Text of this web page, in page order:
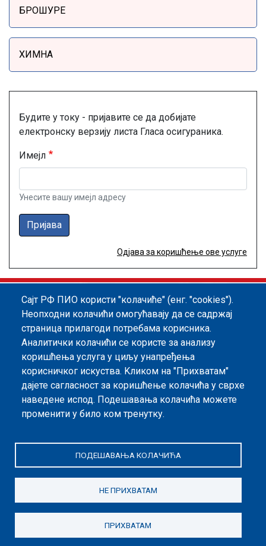
БРОШУРЕ
ХИМНА
Будите у току - пријавите се да добијате
електронску верзију листа Гласа осигураника.
Имејл
Унесите вашу имејл адресу
Пријава
Одјава за коришћење ове услуге
Footer menu
Информатор
Заштита података о личности
Информације од јавног значаја
Мапа сајта
Архива
Политика квалитета
Политика безбедности информација
©2026. Републички Фонд за пензијско и инвалидско осигурање, Дирекција
Др Александра Костића 9, 11000 Београд
Сајт РФ ПИО користи "колачиће" (енг. "cookies").
Неопходни колачићи омогућавају да се садржај
страница прилагоди потребама корисника.
Аналитички колачићи се користе за анализу
коришћења услуга у циљу унапређења
корисничког искуства. Kликом на "Прихватам"
дајете сагласност за коришћење колачића у сврхе
наведене испод. Подешавања колачића можете
променити у било ком тренутку.
ПОДЕШАВАЊА КОЛАЧИЋА
НЕ ПРИХВАТАМ
ПРИХВАТАМ